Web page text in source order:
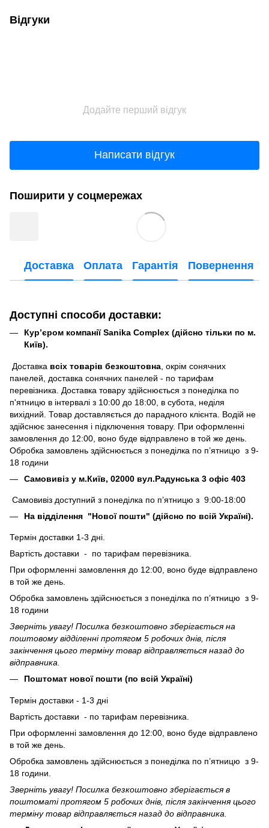
Відгуки
Додайте перший відгук
Написати відгук
Поширити у соцмережах
Доставка Оплата Гарантія Повернення
Доступні способи доставки:
Кур’єром компанії Sanika Complex (дійсно тільки по м.
Київ).
Доставка всіх товарів безкоштовна , окрім сонячних
панелей, доставка сонячних панелей - по тарифам
перевізника. Доставка товару здійснюється з понеділка по
п'ятницю в інтервалі з 10:00 до 18:00, в субота, неділя
вихідний. Товар доставляється до парадного клієнта. Водій не
здійснює занесення і підключення товару. При оформленні
замовлення до 12:00, воно буде відправлено в той же день.
Обробка замовлень здійснюється з понеділка по п’ятницю з 9-
18 години
Самовивіз у м.Київ, 02000 вул.Радунська 3 офіс 403
Самовивіз доступний з понеділка по п’ятницю з 9:00-18:00
На відділення "Нової пошти" (дійсно по всій Україні).
Термін доставки 1-3 дні.
Вартість доставки - по тарифам перевізника.
При оформленні замовлення до 12:00, воно буде відправлено
в той же день.
Обробка замовлень здійснюється з понеділка по п’ятницю з 9-
18 години
Зверніть увагу! Посилка безкоштовно зберігається на
поштовому відділенні протягом 5 робочих днів, після
закінчення цього терміну товар відправляється назад до
відправника.
Поштомат нової пошти (по всій Україні)
Термін доставки - 1-3 дні
Вартість доставки - по тарифам перевізника.
При оформленні замовлення до 12:00, воно буде відправлено
в той же день.
Обробка замовлень здійснюється з понеділка по п’ятницю з 9-
18 години.
Зверніть увагу! Посилка безкоштовно зберігається в
поштоматі протягом 5 робочих днів, після закінчення цього
терміну товар відправляється назад до відправника.